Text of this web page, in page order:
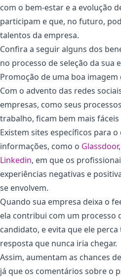
com o bem-estar e a evolução
participam e que, no futuro,
talentos da empresa.
Confira a seguir alguns dos
no processo de seleção da sua
Promoção de uma boa imagem
Com o advento das redes
empresas, como seus
trabalho, ficam bem mais
Existem sites específicos para
informações, como o Glassdoor
Linkedin, em que os
experiências negativas e
se envolvem.
Quando sua empresa deixa o
ela contribui com um processo
candidato, e evita que ele
resposta que nunca iria chegar.
Assim, aumentam as chances
já que os comentários sobre o